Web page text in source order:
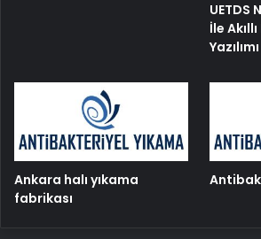
UETDS
İle
Yazılımı
Ankara halı yıkama
fabrikası